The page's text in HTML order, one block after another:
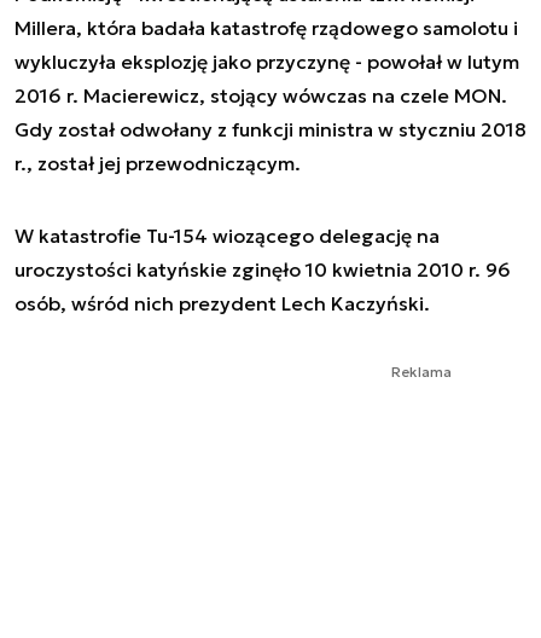
Millera, która badała katastrofę rządowego samolotu i
wykluczyła eksplozję jako przyczynę - powołał w lutym
2016 r. Macierewicz, stojący wówczas na czele MON.
Gdy został odwołany z funkcji ministra w styczniu 2018
r., został jej przewodniczącym.
W katastrofie Tu-154 wiozącego delegację na
uroczystości katyńskie zginęło 10 kwietnia 2010 r. 96
osób, wśród nich prezydent Lech Kaczyński.
Reklama